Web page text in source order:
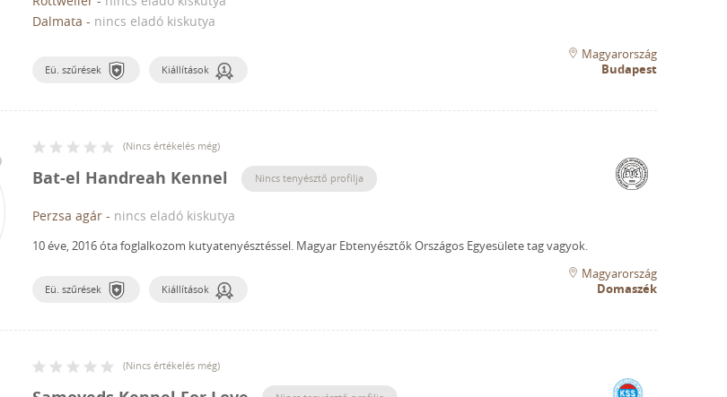
Dalmata - nincs eladó kiskutya
Eü. szűrések Kiállítások
Magyarország
Budapest
(Nincs értékelés még)
Bat-el Handreah Kennel Nincs tenyésztő profilja
Perzsa agár - nincs eladó kiskutya
10 éve, 2016 óta foglalkozom kutyatenyésztéssel. Magyar Ebtenyésztők Országos Egyesülete tag vagyok.
Eü. szűrések Kiállítások
Magyarország
Domaszék
(Nincs értékelés még)